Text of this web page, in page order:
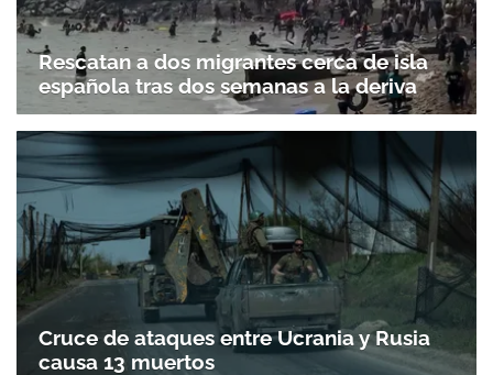
Rescatan a dos migrantes cerca de isla
española tras dos semanas a la deriva
Cruce de ataques entre Ucrania y Rusia
causa 13 muertos